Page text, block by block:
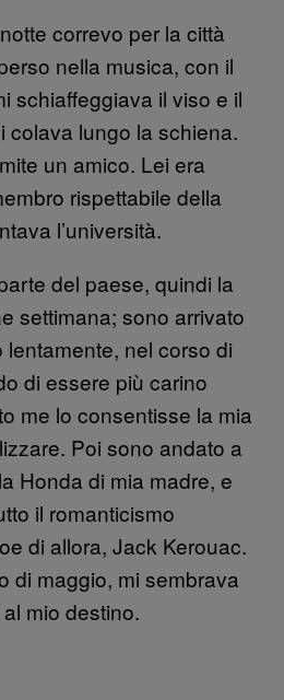
correvo per la città
nella musica, con il
schiaffeggiava il viso e il
colava lungo la schiena.
un amico. Lei era
rispettabile della
l’università.
del paese, quindi la
settimana; sono arrivato
nel corso di
di essere più carino
me lo consentisse la mia
Poi sono andato a
Honda di mia madre, e
il romanticismo
di allora, Jack Kerouac.
di maggio, mi sembrava
mio destino.